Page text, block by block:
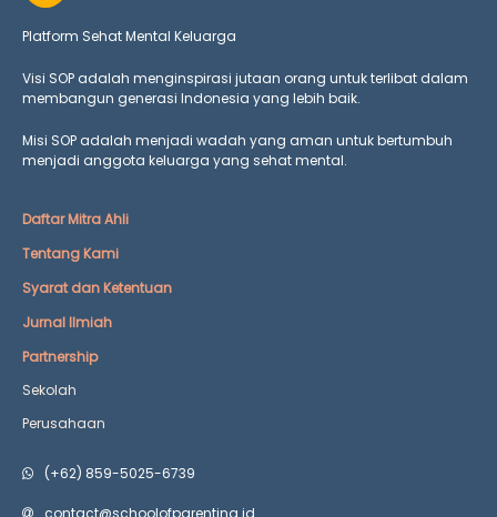
Platform Sehat Mental Keluarga
Visi SOP adalah menginspirasi jutaan orang untuk terlibat dalam
membangun generasi Indonesia yang lebih baik.
Misi SOP adalah menjadi wadah yang aman untuk bertumbuh
menjadi anggota keluarga yang sehat mental.
Daftar Mitra Ahli
Tentang Kami
Syarat dan Ketentuan
Jurnal Ilmiah
Partnership
Sekolah
Perusahaan
(+62) 859-5025-6739
contact@schoolofparenting.id